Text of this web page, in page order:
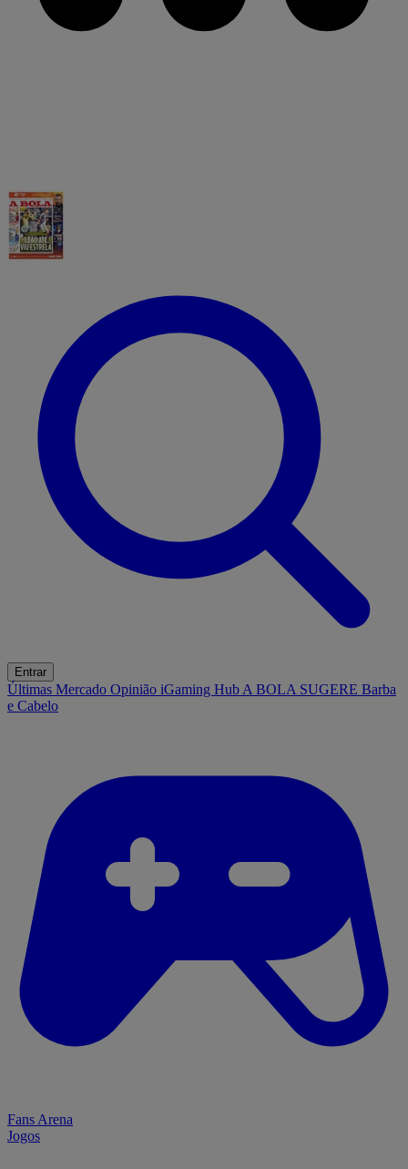
Entrar
Últimas Mercado Opinião iGaming Hub A BOLA SUGERE Barba
e Cabelo
Fans Arena
Jogos